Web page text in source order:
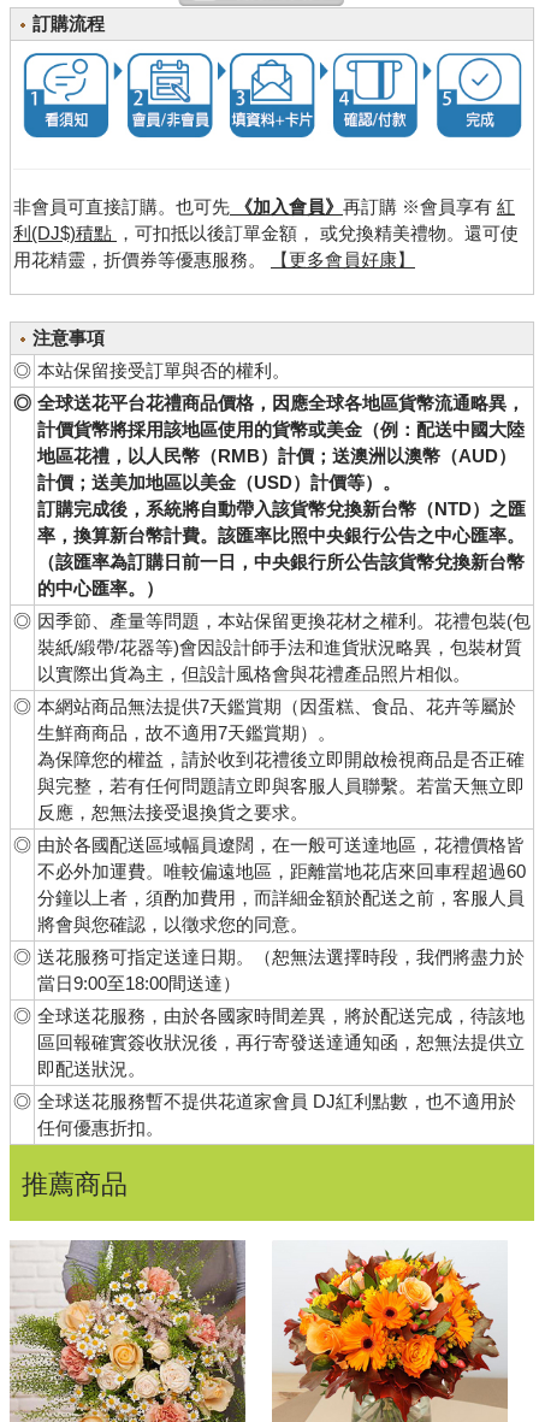
訂購流程
非會員可直接訂購。也可先 《加入會員》 再訂購 ※會員享有 紅
利(DJ$)積點 ，可扣抵以後訂單金額， 或兌換精美禮物。還可使
用花精靈，折價券等優惠服務。
【更多會員好康】
注意事項
◎ 本站保留接受訂單與否的權利。
◎ 全球送花平台花禮商品價格，因應全球各地區貨幣流通略異，
計價貨幣將採用該地區使用的貨幣或美金（例：配送中國大陸
地區花禮，以人民幣（RMB）計價；送澳洲以澳幣（AUD）
計價；送美加地區以美金（USD）計價等）。
訂購完成後，系統將自動帶入該貨幣兌換新台幣（NTD）之匯
率，換算新台幣計費。該匯率比照中央銀行公告之中心匯率。
（該匯率為訂購日前一日，中央銀行所公告該貨幣兌換新台幣
的中心匯率。）
◎ 因季節、產量等問題，本站保留更換花材之權利。花禮包裝(包
裝紙/緞帶/花器等)會因設計師手法和進貨狀況略異，包裝材質
以實際出貨為主，但設計風格會與花禮產品照片相似。
◎ 本網站商品無法提供7天鑑賞期（因蛋糕、食品、花卉等屬於
生鮮商商品，故不適用7天鑑賞期）。
為保障您的權益，請於收到花禮後立即開啟檢視商品是否正確
與完整，若有任何問題請立即與客服人員聯繫。若當天無立即
反應，恕無法接受退換貨之要求。
◎ 由於各國配送區域幅員遼闊，在一般可送達地區，花禮價格皆
不必外加運費。唯較偏遠地區，距離當地花店來回車程超過60
分鐘以上者，須酌加費用，而詳細金額於配送之前，客服人員
將會與您確認，以徵求您的同意。
◎ 送花服務可指定送達日期。（恕無法選擇時段，我們將盡力於
當日9:00至18:00間送達）
◎ 全球送花服務，由於各國家時間差異，將於配送完成，待該地
區回報確實簽收狀況後，再行寄發送達通知函，恕無法提供立
即配送狀況。
◎ 全球送花服務暫不提供花道家會員 DJ紅利點數，也不適用於
任何優惠折扣。
推薦商品